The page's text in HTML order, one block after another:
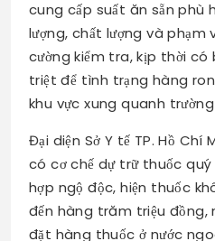
cung cấp suất ăn sẵn phù
lượng, chất lượng và phạm
cường kiểm tra, kịp thời có
triệt để tình trạng hàng
khu vực xung quanh
Đại diện Sở Y tế TP. Hồ Chí
có cơ chế dự trữ thuốc quý
hợp ngộ độc, hiện thuốc
đến hàng trăm triệu đồng,
đặt hàng thuốc ở nước